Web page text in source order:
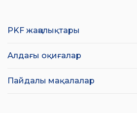
PKF жаңалықтары
Алдағы оқиғалар
Пайдалы мақалалар